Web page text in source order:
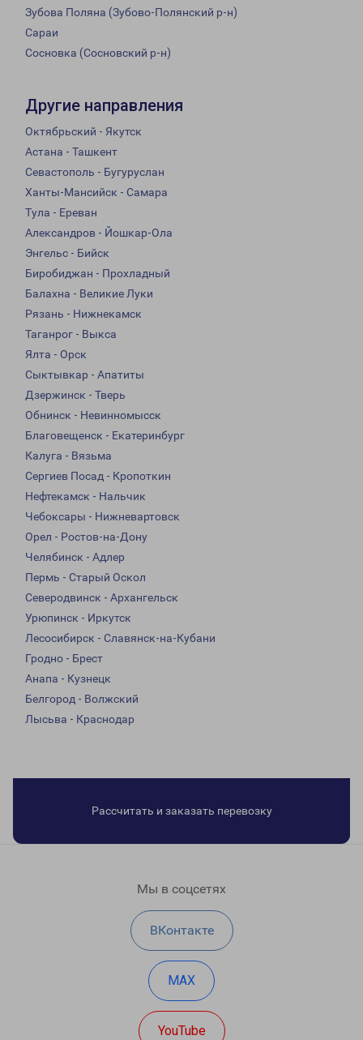
Зубова Поляна (Зубово-Полянский р-н)
Сараи
Сосновка (Сосновский р-н)
Другие направления
Октябрьский - Якутск
Астана - Ташкент
Севастополь - Бугуруслан
Ханты-Мансийск - Самара
Тула - Ереван
Александров - Йошкар-Ола
Энгельс - Бийск
Биробиджан - Прохладный
Балахна - Великие Луки
Рязань - Нижнекамск
Таганрог - Выкса
Ялта - Орск
Сыктывкар - Апатиты
Дзержинск - Тверь
Обнинск - Невинномысск
Благовещенск - Екатеринбург
Калуга - Вязьма
Сергиев Посад - Кропоткин
Нефтекамск - Нальчик
Чебоксары - Нижневартовск
Орел - Ростов-на-Дону
Челябинск - Адлер
Пермь - Старый Оскол
Северодвинск - Архангельск
Урюпинск - Иркутск
Лесосибирск - Славянск-на-Кубани
Гродно - Брест
Анапа - Кузнецк
Белгород - Волжский
Лысьва - Краснодар
Рассчитать и заказать перевозку
Мы в соцсетях
ВКонтакте
MAX
YouTube